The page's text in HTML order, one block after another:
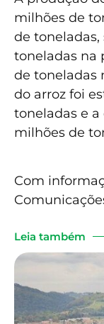
milhões de
de toneladas,
toneladas na
de toneladas
do arroz foi
toneladas e
milhões de
Com
Leia também